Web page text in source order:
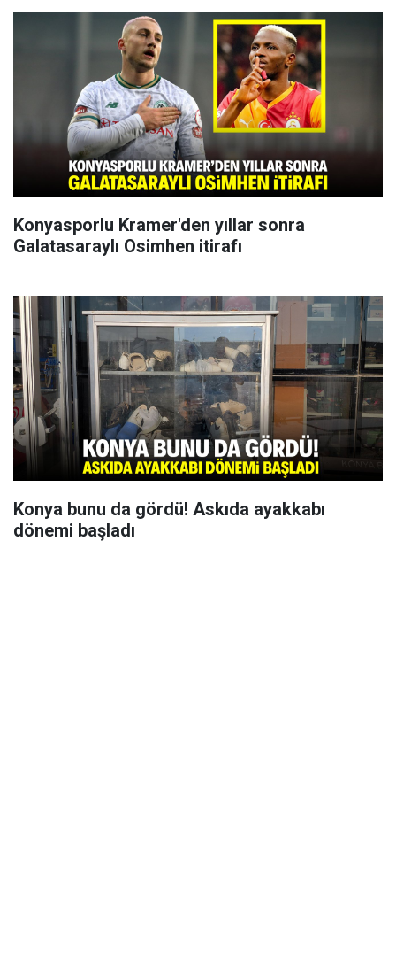
Konyasporlu Kramer'den yıllar sonra
Galatasaraylı Osimhen itirafı
Konya bunu da gördü! Askıda ayakkabı
dönemi başladı